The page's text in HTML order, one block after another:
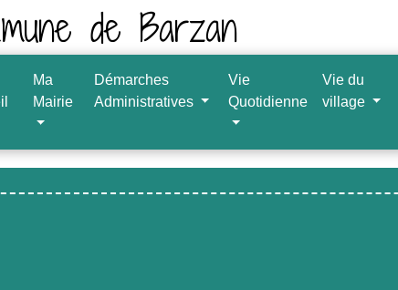
de Barzan
Ma
Mairie
Démarches
Administratives
Vie
Quotidienne
Vie du
village